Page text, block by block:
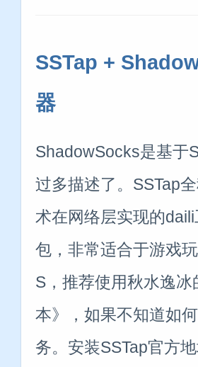
SSTap +
器
ShadowSocks是基于
过多描述了。SSTap
术在网络层实现的
包，非常适合于游戏
S，推荐使用秋水逸
本》，如果不知道如
务。安装SSTap官方